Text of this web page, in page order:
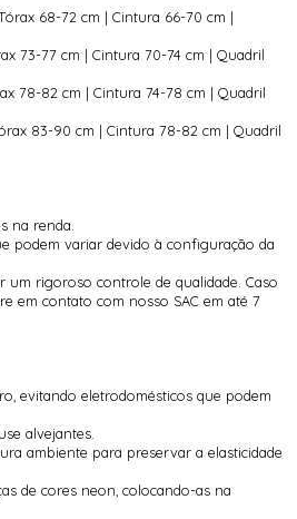
68-72 cm | Cintura 66-70 cm |
73-77 cm | Cintura 70-74 cm | Quadril
78-82 cm | Cintura 74-78 cm | Quadril
83-90 cm | Cintura 78-82 cm | Quadril
na renda.
podem variar devido à configuração da
um rigoroso controle de qualidade. Caso
em contato com nosso SAC em até 7
evitando eletrodomésticos que podem
alvejantes.
ambiente para preservar a elasticidade
de cores neon, colocando-as na